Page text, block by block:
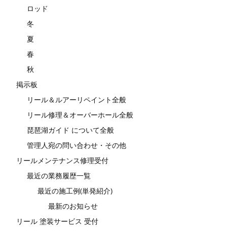
ロッド
冬
夏
春
秋
掲示板
リール＆ルアーリペイント全般
リール修理＆オーバーホール全般
琵琶湖ガイド について全般
管理人宛の問い合わせ・その他
リールメンテナンス修理受付
最近の業務履歴一覧
最近の施工例(単発紹介)
最新のお知らせ
リール 塗装サービス 受付